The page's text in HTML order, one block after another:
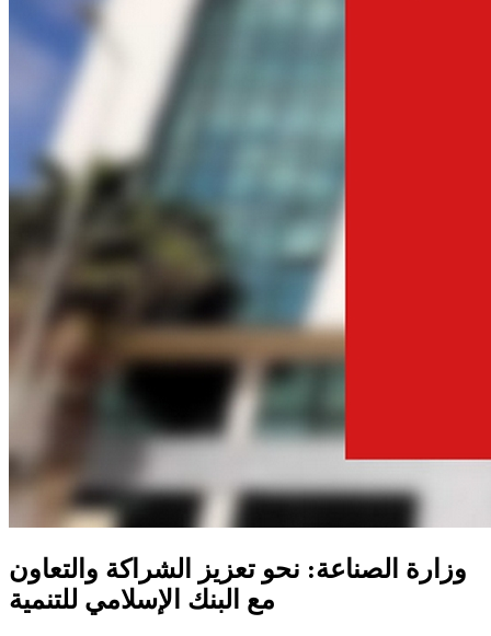
وزارة الصناعة: نحو تعزيز الشراكة والتعاون
مع البنك الإسلامي للتنمية